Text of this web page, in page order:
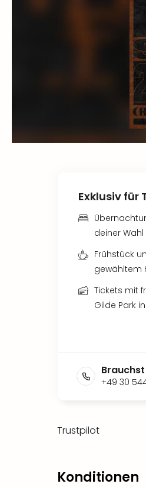
Exklusiv für
deiner Wahl
Frühstück
gewähltem
Tickets mit
Gilde Park
+49 30
Trustpilot
Konditionen